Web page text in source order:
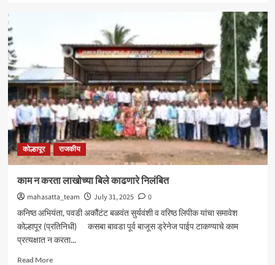
आगमनाने
भाजप
पक्षाला
अधिक
बळ
ः
आमदार
शशिकला
जोल्ले_
कोल्हापूर राजकीय
काम न करता लाखोच्या बिले काढणारे निलंबित
mahasatta_team July 31, 2025
0
कनिष्ठ अभियंता, पवडी अकौंटंट बळवंत सुर्यवंशी व वरिष्ठ लिपीक यांचा समावेश
कोल्हापूर (प्रतिनिधी) कसबा बावडा पूर्व बाजूस ड्रेनेज पाईप टाकण्याचे काम
प्रत्यक्षात न करता...
Read MoreRead